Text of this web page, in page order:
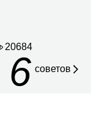
20684
6 советов